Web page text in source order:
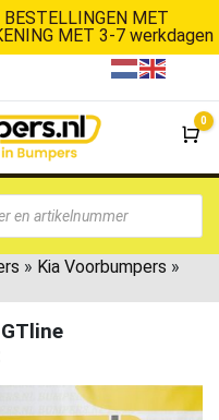
BESTELLINGEN MET
MET 3-7 werkdagen
De
0
» Kia Voorbumpers »